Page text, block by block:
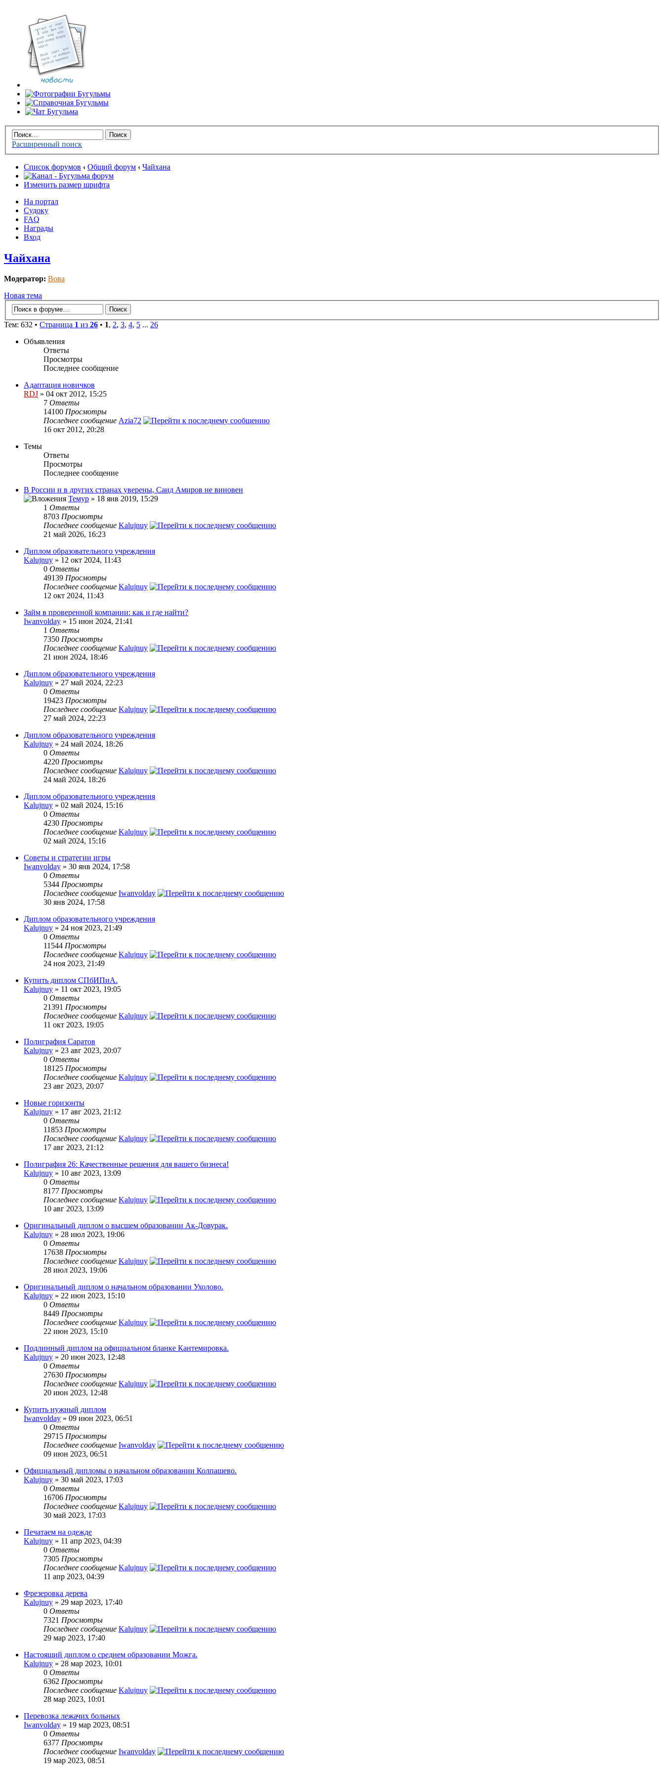
Расширенный поиск
Список форумов ‹ Общий форум ‹ Чайхана
Изменить размер шрифта
На портал
Судоку
FAQ
Награды
Вход
Чайхана
Модератор: Вова
Новая тема
Тем: 632 • Страница 1 из 26 • 1, 2, 3, 4, 5 ... 26
Объявления
Ответы
Просмотры
Последнее сообщение
Адаптация новичков
RDJ » 04 окт 2012, 15:25
7 Ответы
14100 Просмотры
Последнее сообщение Azia72
16 окт 2012, 20:28
Темы
Ответы
Просмотры
Последнее сообщение
В России и в других странах уверены, Саид Амиров не виновен
Темур » 18 янв 2019, 15:29
1 Ответы
8703 Просмотры
Последнее сообщение Kalujnuy
21 май 2026, 16:23
Диплом образовательного учреждения
Kalujnuy » 12 окт 2024, 11:43
0 Ответы
49139 Просмотры
Последнее сообщение Kalujnuy
12 окт 2024, 11:43
Займ в проверенной компании: как и где найти?
Iwanvolday » 15 июн 2024, 21:41
1 Ответы
7350 Просмотры
Последнее сообщение Kalujnuy
21 июн 2024, 18:46
Диплом образовательного учреждения
Kalujnuy » 27 май 2024, 22:23
0 Ответы
19423 Просмотры
Последнее сообщение Kalujnuy
27 май 2024, 22:23
Диплом образовательного учреждения
Kalujnuy » 24 май 2024, 18:26
0 Ответы
4220 Просмотры
Последнее сообщение Kalujnuy
24 май 2024, 18:26
Диплом образовательного учреждения
Kalujnuy » 02 май 2024, 15:16
0 Ответы
4230 Просмотры
Последнее сообщение Kalujnuy
02 май 2024, 15:16
Советы и стратегии игры
Iwanvolday » 30 янв 2024, 17:58
0 Ответы
5344 Просмотры
Последнее сообщение Iwanvolday
30 янв 2024, 17:58
Диплом образовательного учреждения
Kalujnuy » 24 ноя 2023, 21:49
0 Ответы
11544 Просмотры
Последнее сообщение Kalujnuy
24 ноя 2023, 21:49
Купить диплом СПбИПиА.
Kalujnuy » 11 окт 2023, 19:05
0 Ответы
21391 Просмотры
Последнее сообщение Kalujnuy
11 окт 2023, 19:05
Полиграфия Саратов
Kalujnuy » 23 авг 2023, 20:07
0 Ответы
18125 Просмотры
Последнее сообщение Kalujnuy
23 авг 2023, 20:07
Новые горизонты
Kalujnuy » 17 авг 2023, 21:12
0 Ответы
11853 Просмотры
Последнее сообщение Kalujnuy
17 авг 2023, 21:12
Полиграфия 26: Качественные решения для вашего бизнеса!
Kalujnuy » 10 авг 2023, 13:09
0 Ответы
8177 Просмотры
Последнее сообщение Kalujnuy
10 авг 2023, 13:09
Оригинальный диплом о высшем образовании Ак-Довурак.
Kalujnuy » 28 июл 2023, 19:06
0 Ответы
17638 Просмотры
Последнее сообщение Kalujnuy
28 июл 2023, 19:06
Оригинальный диплом о начальном образовании Ухолово.
Kalujnuy » 22 июн 2023, 15:10
0 Ответы
8449 Просмотры
Последнее сообщение Kalujnuy
22 июн 2023, 15:10
Подлинный диплом на официальном бланке Кантемировка.
Kalujnuy » 20 июн 2023, 12:48
0 Ответы
27630 Просмотры
Последнее сообщение Kalujnuy
20 июн 2023, 12:48
Купить нужный диплом
Iwanvolday » 09 июн 2023, 06:51
0 Ответы
29715 Просмотры
Последнее сообщение Iwanvolday
09 июн 2023, 06:51
Официальный дипломы о начальном образовании Колпашево.
Kalujnuy » 30 май 2023, 17:03
0 Ответы
16706 Просмотры
Последнее сообщение Kalujnuy
30 май 2023, 17:03
Печатаем на одежде
Kalujnuy » 11 апр 2023, 04:39
0 Ответы
7305 Просмотры
Последнее сообщение Kalujnuy
11 апр 2023, 04:39
Фрезеровка дерева
Kalujnuy » 29 мар 2023, 17:40
0 Ответы
7321 Просмотры
Последнее сообщение Kalujnuy
29 мар 2023, 17:40
Настоящий диплом о среднем образовании Можга.
Kalujnuy » 28 мар 2023, 10:01
0 Ответы
6362 Просмотры
Последнее сообщение Kalujnuy
28 мар 2023, 10:01
Перевозка лежачих больных
Iwanvolday » 19 мар 2023, 08:51
0 Ответы
6377 Просмотры
Последнее сообщение Iwanvolday
19 мар 2023, 08:51